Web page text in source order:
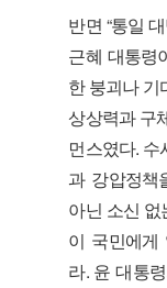
반면 “통일
근혜 대통령
한 붕괴나 기
상상력과 구
먼스였다. 수
과 강압정책
아닌 소신 없
이 국민에게
라. 윤 대통